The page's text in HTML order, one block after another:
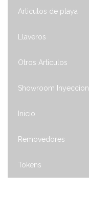
Articulos de playa
Llaveros
Otros Articulos
Showroom Inyeccion
Inicio
Removedores
Tokens